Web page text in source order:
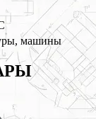
машины